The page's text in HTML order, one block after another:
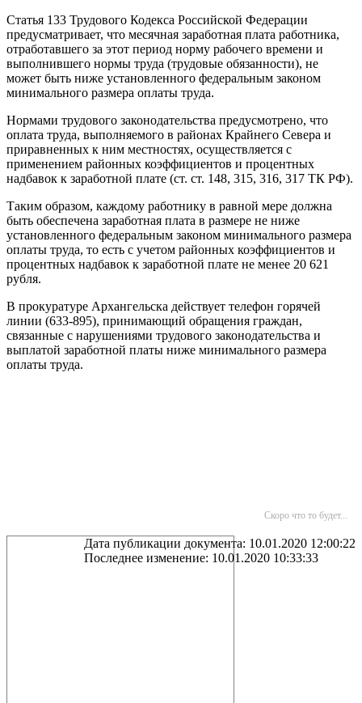
Статья 133 Трудового Кодекса Российской Федерации
предусматривает, что месячная заработная плата работника,
отработавшего за этот период норму рабочего времени и
выполнившего нормы труда (трудовые обязанности), не
может быть ниже установленного федеральным законом
минимального размера оплаты труда.
Нормами трудового законодательства предусмотрено, что
оплата труда, выполняемого в районах Крайнего Севера и
приравненных к ним местностях, осуществляется с
применением районных коэффициентов и процентных
надбавок к заработной плате (ст. ст. 148, 315, 316, 317 ТК РФ).
Таким образом, каждому работнику в равной мере должна
быть обеспечена заработная плата в размере не ниже
установленного федеральным законом минимального размера
оплаты труда, то есть с учетом районных коэффициентов и
процентных надбавок к заработной плате не менее 20 621
рубля.
В прокуратуре Архангельска действует телефон горячей
линии (633-895), принимающий обращения граждан,
связанные с нарушениями трудового законодательства и
выплатой заработной платы ниже минимального размера
оплаты труда.
Скоро что то будет...
Дата публикации документа: 10.01.2020 12:00:22
Последнее изменение: 10.01.2020 10:33:33